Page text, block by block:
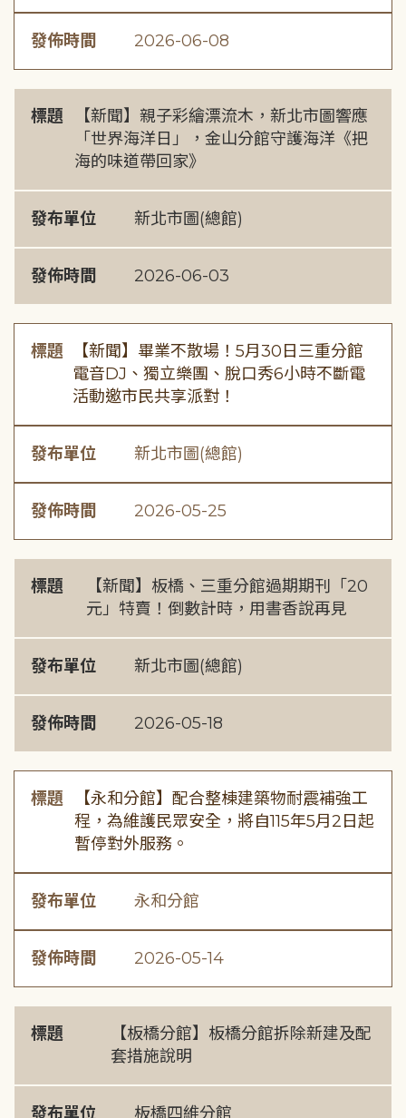
發佈時間 2026-06-08
標題
【新聞】親子彩繪漂流木，新北市圖響應
「世界海洋日」，金山分館守護海洋《把
海的味道帶回家》
發布單位 新北市圖(總館)
發佈時間 2026-06-03
標題
【新聞】畢業不散場！5月30日三重分館
電音DJ、獨立樂團、脫口秀6小時不斷電
活動邀市民共享派對！
發布單位 新北市圖(總館)
發佈時間 2026-05-25
標題
【新聞】板橋、三重分館過期期刊「20
元」特賣！倒數計時，用書香說再見
發布單位 新北市圖(總館)
發佈時間 2026-05-18
標題
【永和分館】配合整棟建築物耐震補強工
程，為維護民眾安全，將自115年5月2日起
暫停對外服務。
發布單位 永和分館
發佈時間 2026-05-14
標題
【板橋分館】板橋分館拆除新建及配
套措施說明
發布單位 板橋四維分館